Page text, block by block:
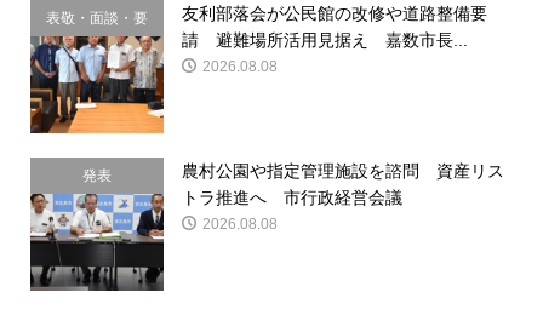
表敬・面談・要
請
友利部落会が公民館の改修や道路整備要
請 避難場所活用見据え 嘉数市長...
2026.08.08
発表
農村公園や指定管理施設を諮問 資産リス
トラ推進へ 市行政経営会議
2026.08.08